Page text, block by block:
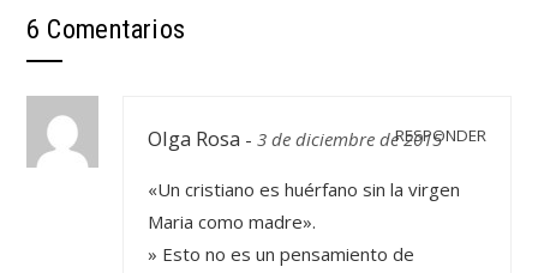
6 Comentarios
Olga Rosa -3 de diciembre de 2015RESPONDER
«Un cristiano es huérfano sin la virgen
Maria como madre».
» Esto no es un pensamiento de